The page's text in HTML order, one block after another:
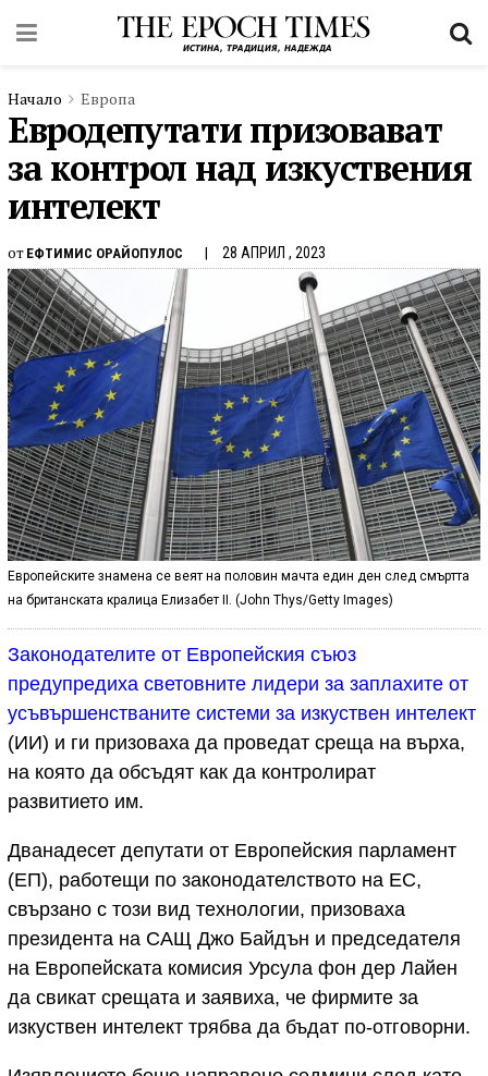
Начало Европа
Евродепутати призовават
за контрол над изкуствения
интелект
от ЕФТИМИС ОРАЙОПУЛОС 28 АПРИЛ , 2023
Европейските знамена се веят на половин мачта един ден след смъртта
на британската кралица Елизабет II. (John Thys/Getty Images)
Законодателите от Европейския съюз
предупредиха световните лидери за заплахите от
усъвършенстваните системи за изкуствен интелект
(ИИ) и ги призоваха да проведат среща на върха,
на която да обсъдят как да контролират
развитието им.
Дванадесет депутати от Европейския парламент
(ЕП), работещи по законодателството на ЕС,
свързано с този вид технологии, призоваха
президента на САЩ Джо Байдън и председателя
на Европейската комисия Урсула фон дер Лайен
да свикат срещата и заявиха, че фирмите за
изкуствен интелект трябва да бъдат по-отговорни.